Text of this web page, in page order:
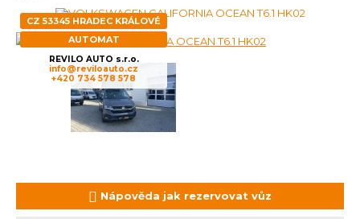
CZ 53345 HRADEC KRÁLOVÉ
AUTOMAT
REVILO AUTO s.r.o.
info@reviloauto.cz
+420 734 578 578
Nápověda jak rezervovat vůz